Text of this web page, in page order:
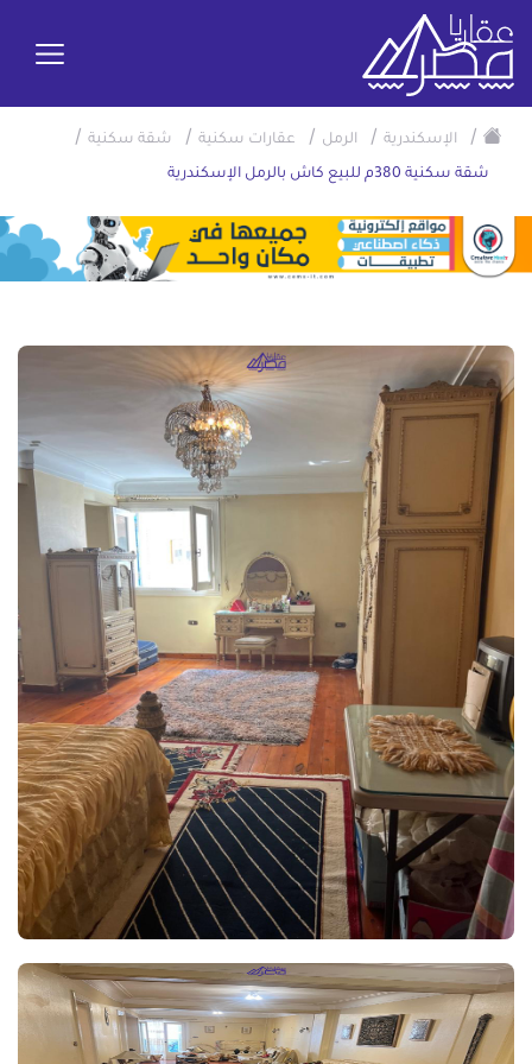
/ الإسكندرية / الرمل / عقارات سكنية / شقة سكنية /
شقة سكنية 380م للبيع كاش بالرمل الإسكندرية